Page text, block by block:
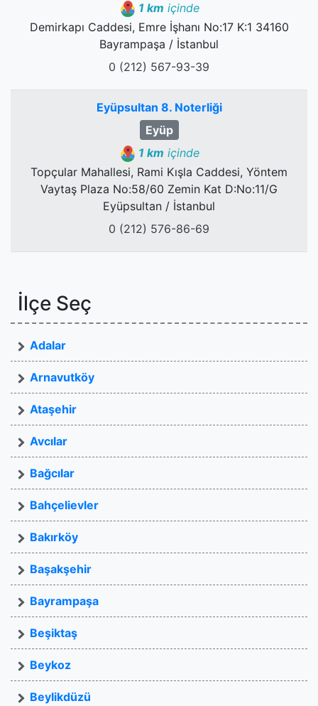
1 km içinde
Demirkapı Caddesi, Emre İşhanı No:17 K:1 34160
Bayrampaşa / İstanbul
0 (212) 567-93-39
Eyüpsultan 8. Noterliği
Eyüp
1 km içinde
Topçular Mahallesi, Rami Kışla Caddesi, Yöntem
Vaytaş Plaza No:58/60 Zemin Kat D:No:11/G
Eyüpsultan / İstanbul
0 (212) 576-86-69
İlçe Seç
Adalar
Arnavutköy
Ataşehir
Avcılar
Bağcılar
Bahçelievler
Bakırköy
Başakşehir
Bayrampaşa
Beşiktaş
Beykoz
Beylikdüzü